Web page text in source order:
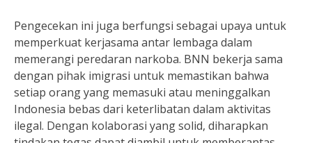
Pengecekan ini juga berfungsi sebagai upaya untuk
memperkuat kerjasama antar lembaga dalam
memerangi peredaran narkoba. BNN bekerja sama
dengan pihak imigrasi untuk memastikan bahwa
setiap orang yang memasuki atau meninggalkan
Indonesia bebas dari keterlibatan dalam aktivitas
ilegal. Dengan kolaborasi yang solid, diharapkan